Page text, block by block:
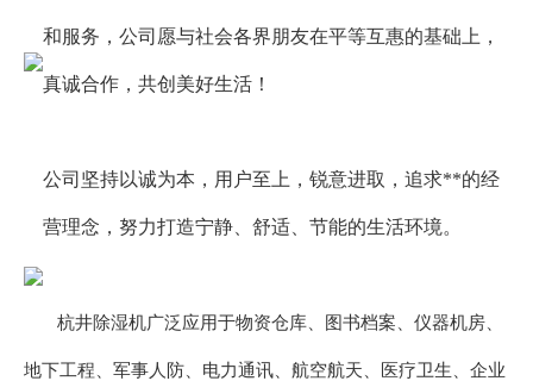
和服务，公司愿与社会各界朋友在平等互惠的基础上，
真诚合作，共创美好生活！
公司坚持以诚为本，用户至上，锐意进取，追求**的经
营理念，努力打造宁静、舒适、节能的生活环境。
杭井除湿机广泛应用于物资仓库、图书档案、仪器机房、
地下工程、军事人防、电力通讯、航空航天、医疗卫生、企业